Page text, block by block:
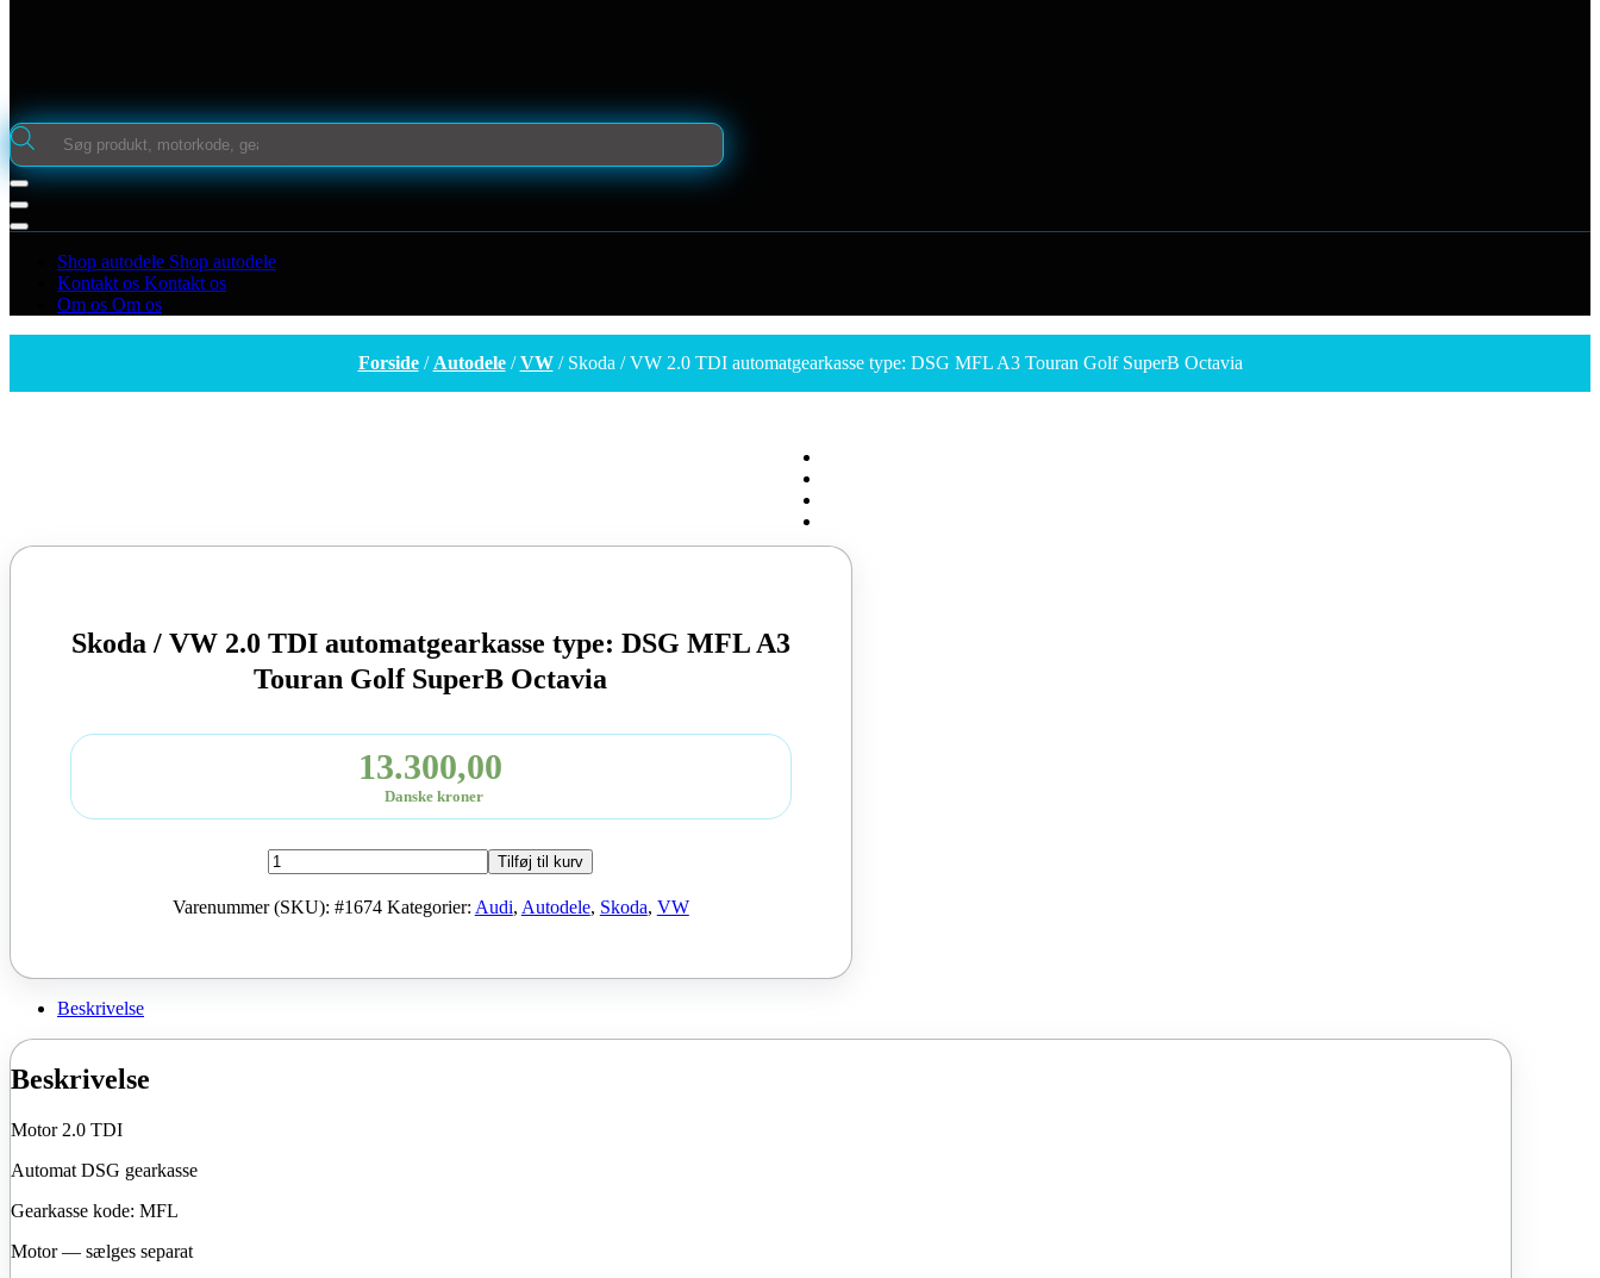
search
Shop autodele Shop autodele
Kontakt os Kontakt os
Om os Om os
Forside/ Autodele/VW/ Skoda / VW 2.0 TDI automatgearkasse type: DSG MFL A3 Touran Golf SuperB Octavia
Skoda / VW 2.0 TDI automatgearkasse type: DSG MFL A3
Touran Golf SuperB Octavia
13.300,00
Danske kroner
Skoda
/
VW
2.0
Tilføj til kurv
Varenummer (SKU): #1674 Kategorier: Audi, Autodele, Skoda, VW
Beskrivelse
Beskrivelse
Motor 2.0 TDI
Automat DSG gearkasse
Gearkasse kode: MFL
Motor — sælges separat